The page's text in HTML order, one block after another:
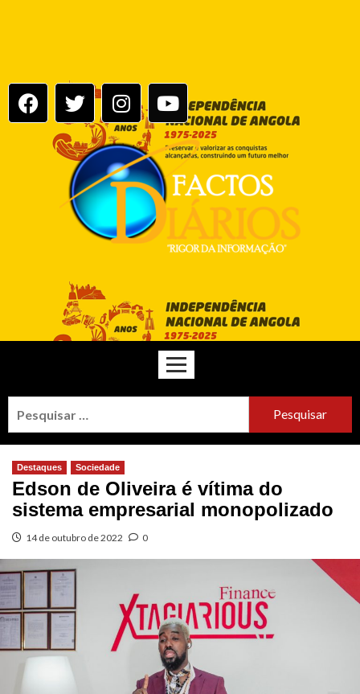
Destaques Sociedade
Edson de Oliveira é vítima do
sistema empresarial monopolizado
14 de outubro de 2022 0